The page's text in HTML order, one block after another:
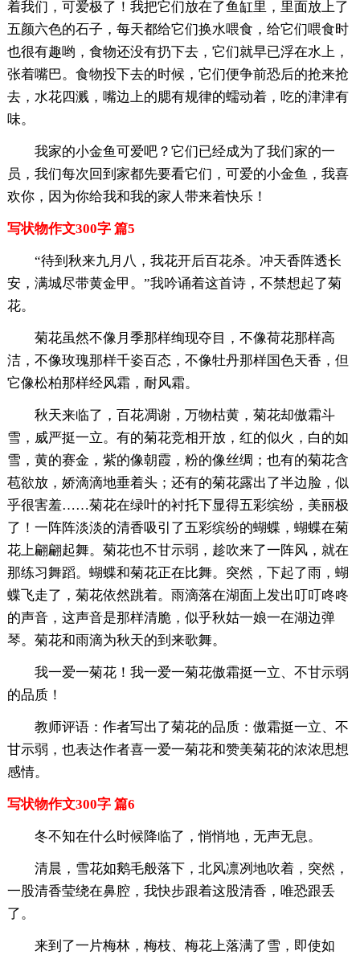
着我们，可爱极了！我把它们放在了鱼缸里，里面放上了
五颜六色的石子，每天都给它们换水喂食，给它们喂食时
也很有趣哟，食物还没有扔下去，它们就早已浮在水上，
张着嘴巴。食物投下去的时候，它们便争前恐后的抢来抢
去，水花四溅，嘴边上的腮有规律的蠕动着，吃的津津有
味。
我家的小金鱼可爱吧？它们已经成为了我们家的一
员，我们每次回到家都先要看它们，可爱的小金鱼，我喜
欢你，因为你给我和我的家人带来着快乐！
写状物作文300字 篇5
“待到秋来九月八，我花开后百花杀。冲天香阵透长
安，满城尽带黄金甲。”我吟诵着这首诗，不禁想起了菊
花。
菊花虽然不像月季那样绚现夺目，不像荷花那样高
洁，不像玫瑰那样千姿百态，不像牡丹那样国色天香，但
它像松柏那样经风霜，耐风霜。
秋天来临了，百花凋谢，万物枯黄，菊花却傲霜斗
雪，威严挺一立。有的菊花竞相开放，红的似火，白的如
雪，黄的赛金，紫的像朝霞，粉的像丝绸；也有的菊花含
苞欲放，娇滴滴地垂着头；还有的菊花露出了半边脸，似
乎很害羞……菊花在绿叶的衬托下显得五彩缤纷，美丽极
了！一阵阵淡淡的清香吸引了五彩缤纷的蝴蝶，蝴蝶在菊
花上翩翩起舞。菊花也不甘示弱，趁吹来了一阵风，就在
那练习舞蹈。蝴蝶和菊花正在比舞。突然，下起了雨，蝴
蝶飞走了，菊花依然跳着。雨滴落在湖面上发出叮叮咚咚
的声音，这声音是那样清脆，似乎秋姑一娘一在湖边弹
琴。菊花和雨滴为秋天的到来歌舞。
我一爱一菊花！我一爱一菊花傲霜挺一立、不甘示弱
的品质！
教师评语：作者写出了菊花的品质：傲霜挺一立、不
甘示弱，也表达作者喜一爱一菊花和赞美菊花的浓浓思想
感情。
写状物作文300字 篇6
冬不知在什么时候降临了，悄悄地，无声无息。
清晨，雪花如鹅毛般落下，北风凛冽地吹着，突然，
一股清香莹绕在鼻腔，我快步跟着这股清香，唯恐跟丢
了。
来到了一片梅林，梅枝、梅花上落满了雪，即使如